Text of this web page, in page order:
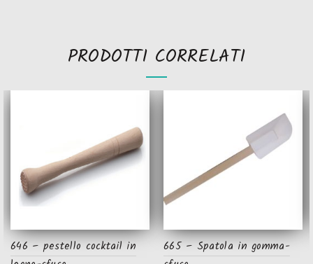
PRODOTTI CORRELATI
646 – pestello cocktail in
665 – Spatola in gomma-